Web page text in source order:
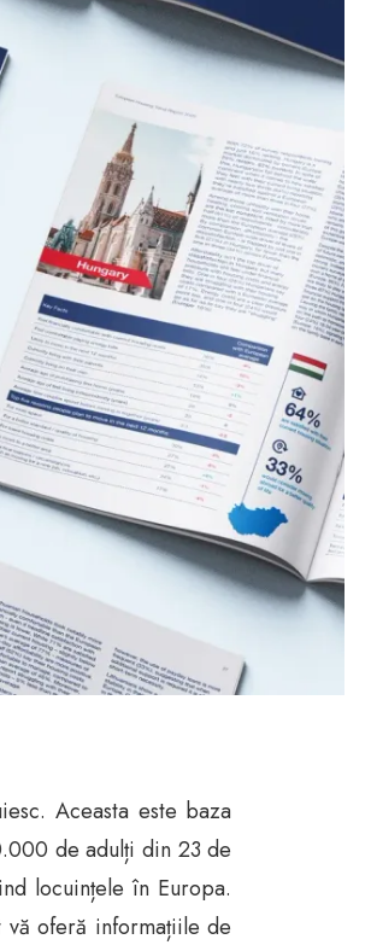
Aceasta este baza
de adulți din 23 de
locuințele în Europa.
oferă informațiile de